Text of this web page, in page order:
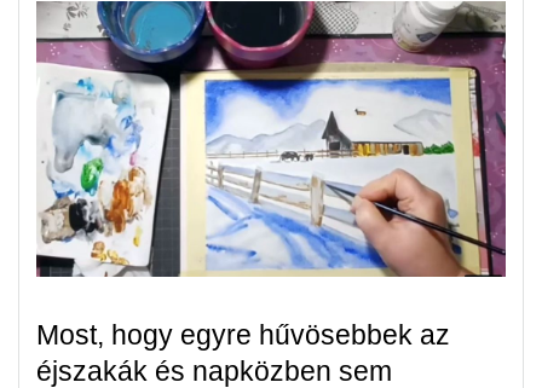
Most, hogy egyre hűvösebbek az
éjszakák és napközben sem